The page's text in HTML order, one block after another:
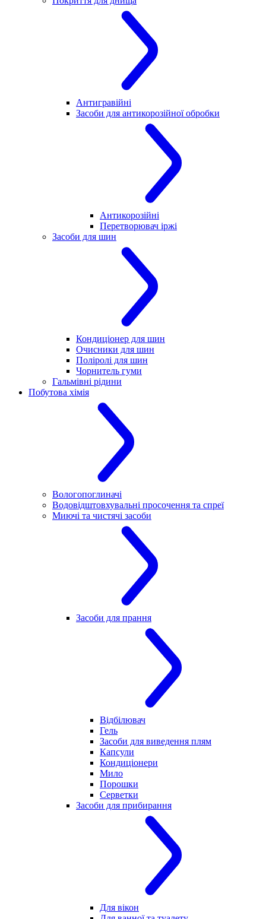
Антигравійні
Засоби для антикорозійної обробки
Антикорозійні
Перетворювач іржі
Засоби для шин
Кондиціонер для шин
Очисники для шин
Поліролі для шин
Чорнитель гуми
Гальмівні рідини
Побутова хімія
Вологопоглиначі
Водовідштовхувальні просочення та спреї
Миючі та чистячі засоби
Засоби для прання
Відбілювач
Гель
Засоби для виведення плям
Капсули
Кондиціонери
Мило
Порошки
Серветки
Засоби для прибирання
Для вікон